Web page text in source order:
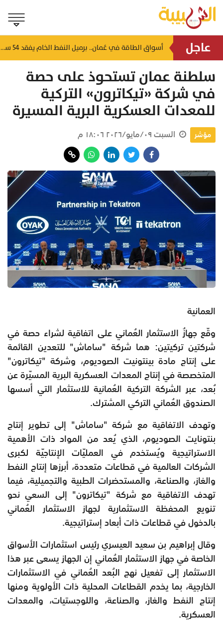
عاجل أمطار رعدية ورياح هابطة نشطة.. تطورات الطقس في جبال الحجر خلال الساعات القادمة منذ ١٨ ساعة أسواق الطاقة في عُمان.. برميل النفط الخام يفقد 54 سنتًا في أحدث تداول رسمي
سلطنة عمان تستحوذ على حصة
في شركة «تيكاترون» التركية
للمعدات العسكرية البرية المسيرة
مؤشر السبت ٠٩/مايو/٢٠٢٦ ١٨:٠٦ م
العمانية
وقّع جهازُ الاستثمار العُماني على اتفاقية لشراء حصة في
شركتين تركيتين: هما شركة "ساماش" للتعدين القائمة
على إنتاج مادة بينتونيت الصوديوم، وشركة "تيكاترون"
المتخصصة في إنتاج المعدات العسكرية البرية المسيّرة عن
بُعد، عبر الشركة التركية العُمانية للاستثمار التي أسسها
الصندوق العُماني التركي المشترك.
وتهدف الاتفاقية مع شركة "ساماش" إلى تطوير إنتاج
بنتونايت الصوديوم، الذي يُعد من المواد ذات الأهمية
الاستراتيجية ويُستخدم في العمليّات الإنتاجيّة لكبرى
الشركات العالمية في قطاعات متعددة، أبرزها إنتاج النفط
والغاز، والصناعة، والمستحضرات الطبية والتجميلية، فيما
تهدف الاتفاقية مع شركة "تيكاترون" إلى السعي نحو
تنويع المحفظة الاستثمارية لجهاز الاستثمار العُماني
بالدخول في قطاعات ذات أبعاد إستراتيجية.
وقال إبراهيم بن سعيد العيسري رئيس استثمارات الأسواق
الخاصة في جهاز الاستثمار العُماني إن الجهاز يسعى عبر هذا
الاستثمار إلى تفعيل نهج البُعد العُماني في الاستثمارات
الخارجية، بما يخدم القطاعات المحلية ذات الأولوية ومنها
إنتاج النفط والغاز، والصناعة، واللوجستيات، والمعدات
العسكرية.